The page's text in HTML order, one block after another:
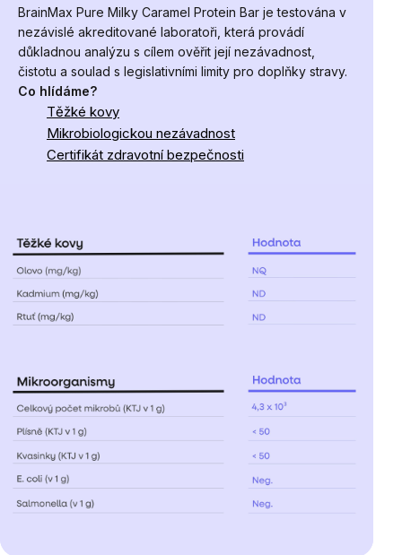
BrainMax Pure Milky Caramel Protein Bar je testována v
nezávislé akreditované laboratoři, která provádí
důkladnou analýzu s cílem ověřit její nezávadnost,
čistotu a soulad s legislativními limity pro doplňky stravy.
Co hlídáme?
Těžké kovy
Mikrobiologickou nezávadnost
Certifikát zdravotní bezpečnosti